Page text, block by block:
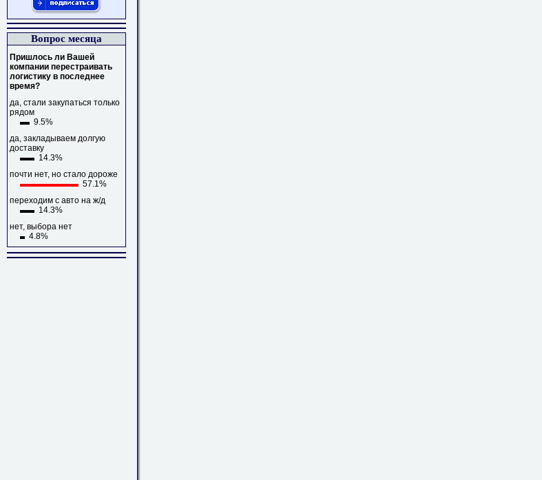
Вопрос месяца
Пришлось ли Вашей
компании перестраивать
логистику в последнее
время?
да, стали закупаться только
рядом
9.5%
да, закладываем долгую
доставку
14.3%
почти нет, но стало дороже
57.1%
переходим с авто на ж/д
14.3%
нет, выбора нет
4.8%